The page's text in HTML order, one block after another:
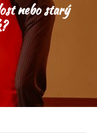
nebo starý